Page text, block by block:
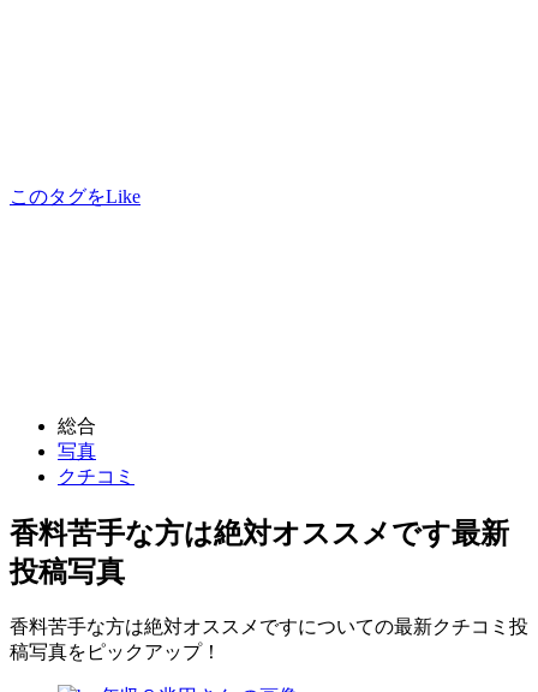
このタグをLike
総合
写真
クチコミ
香料苦手な方は絶対オススメです最新
投稿写真
香料苦手な方は絶対オススメですについての最新クチコミ投
稿写真をピックアップ！